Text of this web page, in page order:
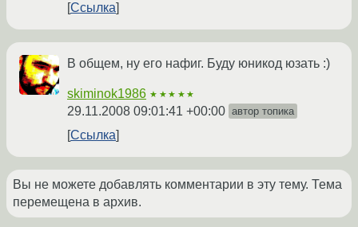
Ссылка
В общем, ну его нафиг. Буду юникод юзать :)
skiminok1986 ★★★★★
29.11.2008 09:01:41 +00:00 автор топика
Ссылка
Вы не можете добавлять комментарии в эту тему. Тема
перемещена в архив.